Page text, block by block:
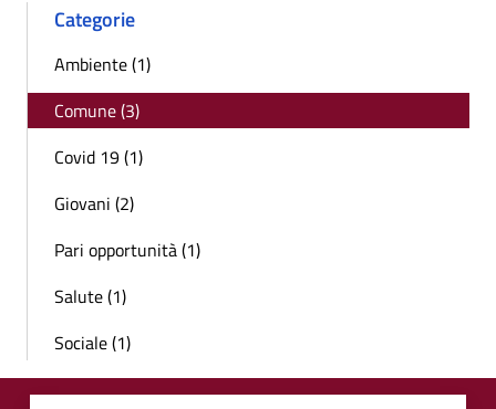
Categorie
Ambiente (1)
Comune (3)
Covid 19 (1)
Giovani (2)
Pari opportunità (1)
Salute (1)
Sociale (1)